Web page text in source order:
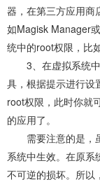
器，在第三方应用商
如Magisk Manager
统中的root权限，比
3、在虚拟系统
具，根据提示进行设
root权限，此时你就
的应用了。
需要注意的是，
系统中生效。在原系
不可逆的损坏。所以